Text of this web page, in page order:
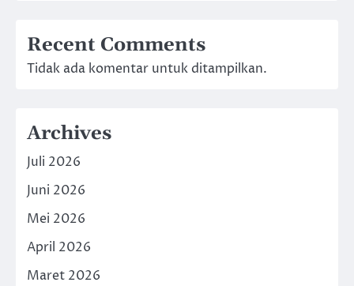
Recent Comments
Tidak ada komentar untuk ditampilkan.
Archives
Juli 2026
Juni 2026
Mei 2026
April 2026
Maret 2026